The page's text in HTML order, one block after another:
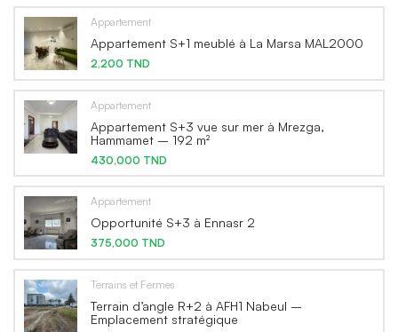
Appartement
Appartement S+1 meublé à La Marsa MAL2000
2,200 TND
Appartement
Appartement S+3 vue sur mer à Mrezga,
Hammamet – 192 m²
430,000 TND
Appartement
Opportunité S+3 à Ennasr 2
375,000 TND
Terrains et Fermes
Terrain d’angle R+2 à AFH1 Nabeul –
Emplacement stratégique